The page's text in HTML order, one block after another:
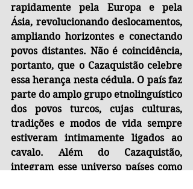
rapidamente pela Europa e pela
Ásia, revolucionando deslocamentos,
ampliando horizontes e conectando
povos distantes. Não é coincidência,
portanto, que o Cazaquistão celebre
essa herança nesta cédula. O país faz
parte do amplo grupo etnolinguístico
dos povos turcos, cujas culturas,
tradições e modos de vida sempre
estiveram intimamente ligados ao
cavalo. Além do Cazaquistão,
integram esse universo países como